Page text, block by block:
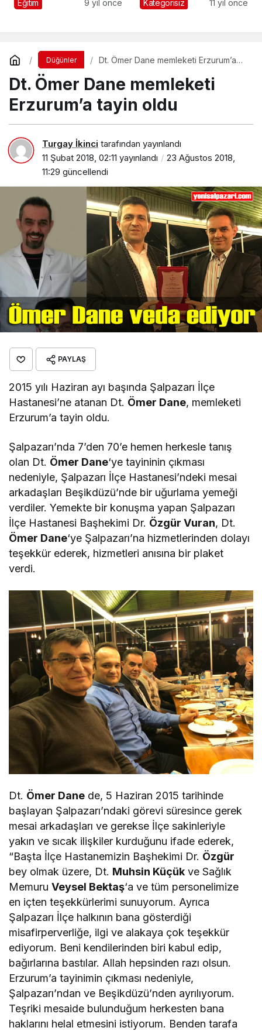
Eğitim 9 yıl önce Kategorisiz 11 yıl önce
Düğünler
Dt. Ömer Dane memleketi Erzurum’a
Dt. Ömer Dane memleketi
Erzurum’a tayin oldu
Turgay İkinci tarafından yayınlandı
11 Şubat 2018, 02:11 yayınlandı
23 Ağustos 2018,
11:29 güncellendi
PAYLAŞ
2015 yılı Haziran ayı başında Şalpazarı İlçe
Hastanesi’ne atanan Dt. Ömer Dane, memleketi
Erzurum’a tayin oldu.
Şalpazarı’nda 7’den 70’e hemen herkesle tanış
olan Dt. Ömer Dane‘ye tayininin çıkması
nedeniyle, Şalpazarı İlçe Hastanesi’ndeki mesai
arkadaşları Beşikdüzü’nde bir uğurlama yemeği
verdiler. Yemekte bir konuşma yapan Şalpazarı
İlçe Hastanesi Başhekimi Dr. Özgür Vuran, Dt.
Ömer Dane‘ye Şalpazarı’na hizmetlerinden dolayı
teşekkür ederek, hizmetleri anısına bir plaket
verdi.
Dt. Ömer Dane de, 5 Haziran 2015 tarihinde
başlayan Şalpazarı’ndaki görevi süresince gerek
mesai arkadaşları ve gerekse İlçe sakinleriyle
yakın ve sıcak ilişkiler kurduğunu ifade ederek,
“Başta İlçe Hastanemizin Başhekimi Dr. Özgür
bey olmak üzere, Dt. Muhsin Küçük ve Sağlık
MemuruVeysel Bektaş‘a ve tüm personelimize
en içten teşekkürlerimi sunuyorum. Ayrıca
Şalpazarı İlçe halkının bana gösterdiği
misafirperverliğe, ilgi ve alakaya çok teşekkür
ediyorum. Beni kendilerinden biri kabul edip,
bağırlarına bastılar. Allah hepsinden razı olsun.
Erzurum’a tayinimin çıkması nedeniyle,
Şalpazarı’ndan ve Beşikdüzü’nden ayrılıyorum.
Teşriki mesaide bulunduğum herkesten bana
haklarını helal etmesini istiyorum. Benden tarafa